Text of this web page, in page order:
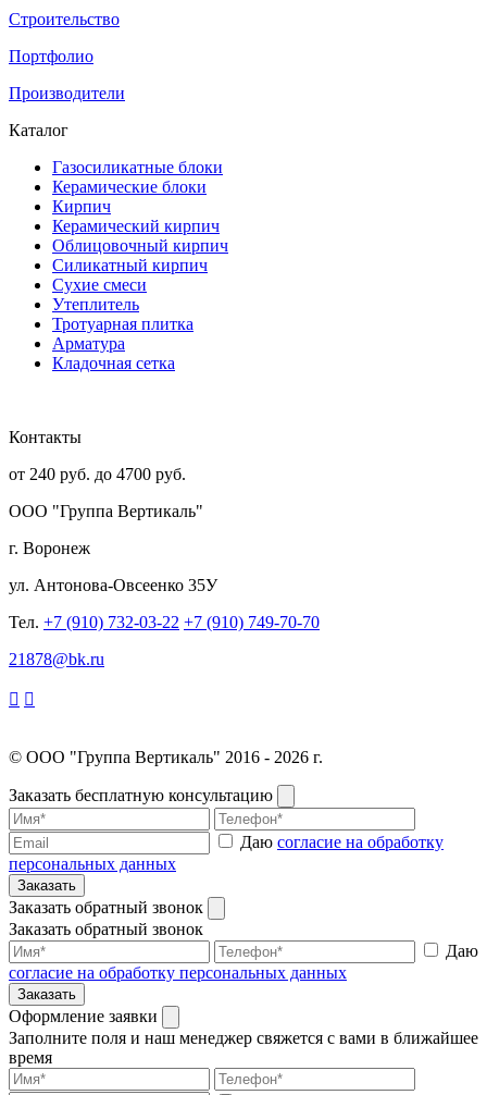
Строительство
Портфолио
Производители
Каталог
Газосиликатные блоки
Керамические блоки
Кирпич
Керамический кирпич
Облицовочный кирпич
Силикатный кирпич
Сухие смеси
Утеплитель
Тротуарная плитка
Арматура
Кладочная сетка
Контакты
от 240 руб. до 4700 руб.
ООО "Группа Вертикаль"
г. Воронеж
ул. Антонова-Овсеенко 35У
Тел. +7 (910) 732-03-22 +7 (910) 749-70-70
21878@bk.ru
© ООО "Группа Вертикаль" 2016 - 2026 г.
Заказать бесплатную консультацию
Даю согласие на обработку
персональных данных
Заказать
Заказать обратный звонок
Заказать обратный звонок
Даю
согласие на обработку персональных данных
Заказать
Оформление заявки
Заполните поля и наш менеджер свяжется с вами в ближайшее
время